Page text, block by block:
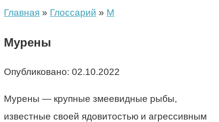
Главная » Глоссарий » М
Мурены
Опубликовано: 02.10.2022
Мурены — крупные змеевидные рыбы,
известные своей ядовитостью и агрессивным